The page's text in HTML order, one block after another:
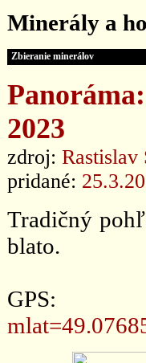
Minerály a
Zbieranie minerálov
2023
zdroj: Rastislav
pridané:
Tradičný
blato.